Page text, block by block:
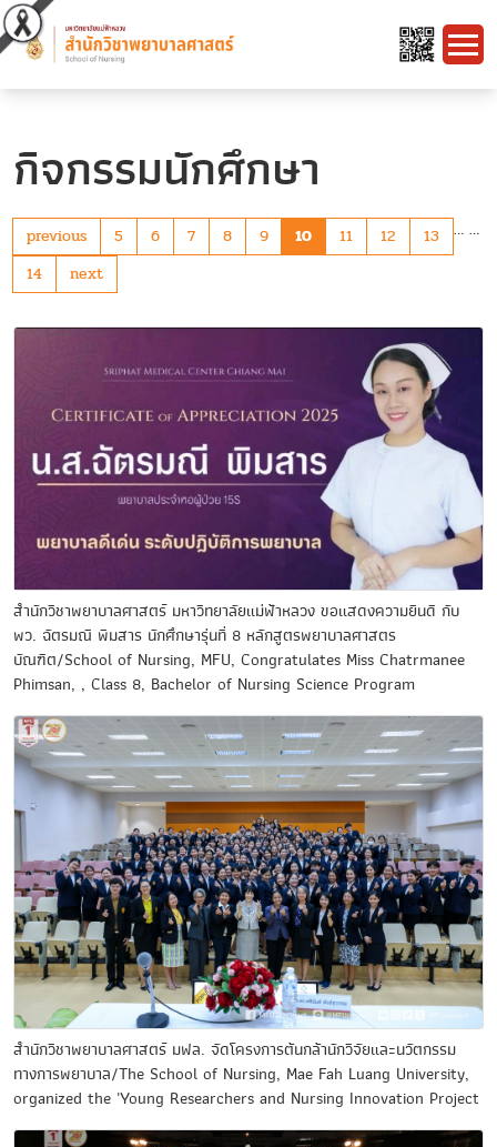
กิจกรรมนักศึกษา
previous …
5 6 7 8 9 10 11 12
13
14
…
next
สำนักวิชาพยาบาลศาสตร์ มหาวิทยาลัยแม่ฟ้าหลวง ขอแสดงความยินดี กับ
พว. ฉัตรมณี พิมสาร นักศึกษารุ่นที่ 8 หลักสูตรพยาบาลศาสตร
บัณฑิต/School of Nursing, MFU, Congratulates Miss Chatrmanee
Phimsan, , Class 8, Bachelor of Nursing Science Program
สำนักวิชาพยาบาลศาสตร์ มฟล. จัดโครงการต้นกล้านักวิจัยและนวัตกรรม
ทางการพยาบาล/The School of Nursing, Mae Fah Luang University,
organized the 'Young Researchers and Nursing Innovation Project